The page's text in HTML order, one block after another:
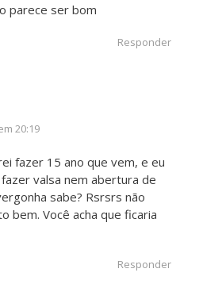
parece ser bom
Responder
20:19
fazer 15 ano que vem, e eu
valsa nem abertura de
sabe? Rsrsrs não
bem. Você acha que ficaria
Responder